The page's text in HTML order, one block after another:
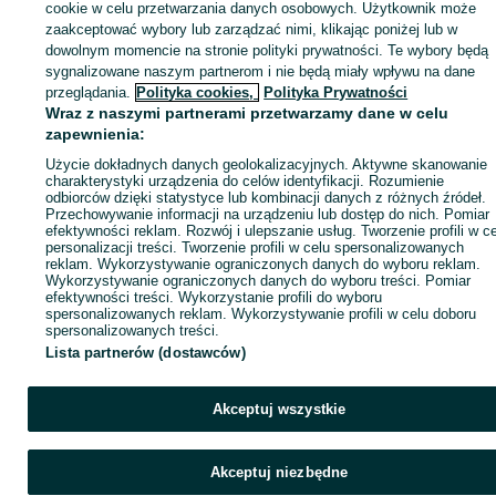
sprzedającym
Zaloguj się / Załóż konto
cookie w celu przetwarzania danych osobowych. Użytkownik może
zaakceptować wybory lub zarządzać nimi, klikając poniżej lub w
dowolnym momencie na stronie polityki prywatności. Te wybory będą
sygnalizowane naszym partnerom i nie będą miały wpływu na dane
przeglądania. Polityka cookies, Polityka Prywatności
Wraz z naszymi partnerami przetwarzamy dane w celu
zapewnienia:
Użycie dokładnych danych geolokalizacyjnych. Aktywne skanowanie
charakterystyki urządzenia do celów identyfikacji. Rozumienie
odbiorców dzięki statystyce lub kombinacji danych z różnych źródeł.
Przechowywanie informacji na urządzeniu lub dostęp do nich. Pomiar
efektywności reklam. Rozwój i ulepszanie usług. Tworzenie profili w
personalizacji treści. Tworzenie profili w celu spersonalizowanych
reklam. Wykorzystywanie ograniczonych danych do wyboru reklam.
Wykorzystywanie ograniczonych danych do wyboru treści. Pomiar
efektywności treści. Wykorzystanie profili do wyboru
spersonalizowanych reklam. Wykorzystywanie profili w celu doboru
spersonalizowanych treści.
Lista partnerów (dostawców)
Akceptuj wszystkie
Akceptuj niezbędne